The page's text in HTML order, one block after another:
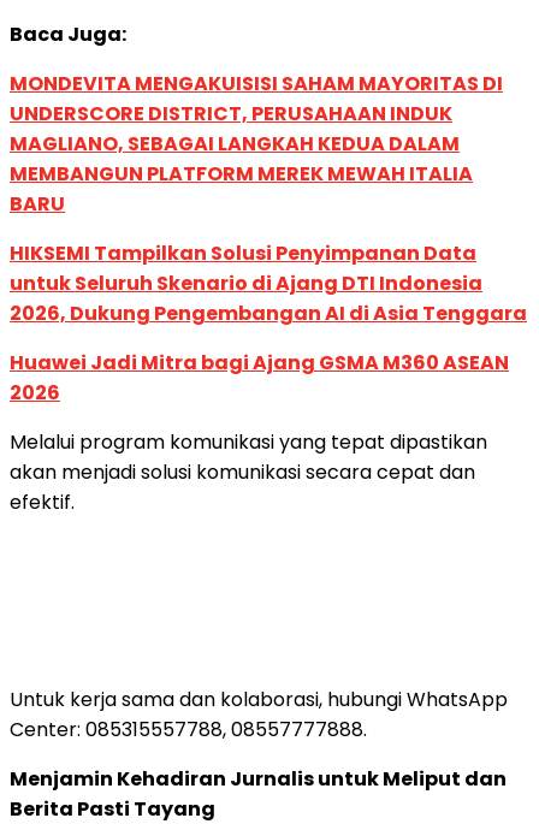
Baca Juga:
MONDEVITA MENGAKUISISI SAHAM MAYORITAS DI
UNDERSCORE DISTRICT, PERUSAHAAN INDUK
MAGLIANO, SEBAGAI LANGKAH KEDUA DALAM
MEMBANGUN PLATFORM MEREK MEWAH ITALIA
BARU
HIKSEMI Tampilkan Solusi Penyimpanan Data
untuk Seluruh Skenario di Ajang DTI Indonesia
2026, Dukung Pengembangan AI di Asia Tenggara
Huawei Jadi Mitra bagi Ajang GSMA M360 ASEAN
2026
Melalui program komunikasi yang tepat dipastikan
akan menjadi solusi komunikasi secara cepat dan
efektif.
Untuk kerja sama dan kolaborasi, hubungi WhatsApp
Center: 085315557788, 08557777888.
Menjamin Kehadiran Jurnalis untuk Meliput dan
Berita Pasti Tayang